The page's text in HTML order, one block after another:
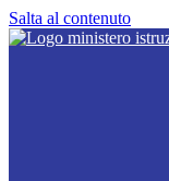
Salta al contenuto